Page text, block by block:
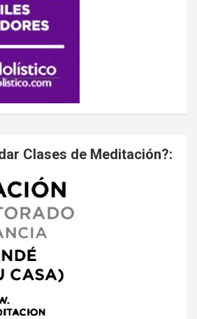
Clases de Meditación?: